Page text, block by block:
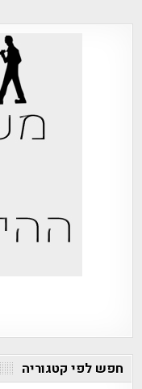
חפש לפי קטגוריה